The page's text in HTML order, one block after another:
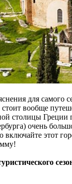
для самого
вообще
столицы Греции
очень
включайте этот